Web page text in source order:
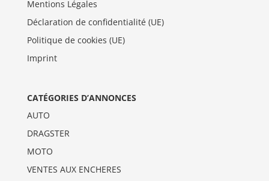
Mentions Légales
Déclaration de confidentialité (UE)
Politique de cookies (UE)
Imprint
CATÉGORIES D’ANNONCES
AUTO
DRAGSTER
MOTO
VENTES AUX ENCHERES